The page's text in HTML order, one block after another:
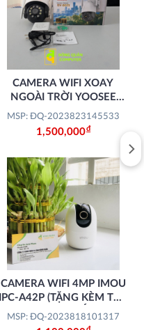
CAMERA WIFI XOAY
NGOÀI TRỜI YOOSEE
8031 (TẶNG THẺ NHỚ
32GB + MIỄN PHÍ LẮP
ĐẶT)
MSP: ĐQ-2023823145533
1,500,000Đ
CAMERA WIFI 4MP IMOU
IPC-A42P (TẶNG KÈM THẺ
NHỚ 32GB + LẮP ĐẶT
MIỄN PHÍ)
MSP: ĐQ-2023818101317